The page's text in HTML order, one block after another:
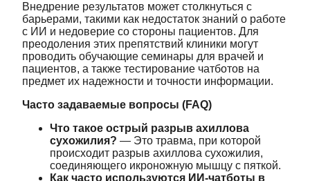
Внедрение результатов может столкнуться с
барьерами, такими как недостаток знаний о работе
с ИИ и недоверие со стороны пациентов. Для
преодоления этих препятствий клиники могут
проводить обучающие семинары для врачей и
пациентов, а также тестирование чатботов на
предмет их надежности и точности информации.
Часто задаваемые вопросы (FAQ)
Что такое острый разрыв ахиллова
сухожилия? — Это травма, при которой
происходит разрыв ахиллова сухожилия,
соединяющего икроножную мышцу с пяткой.
Как часто используются ИИ-чатботы в